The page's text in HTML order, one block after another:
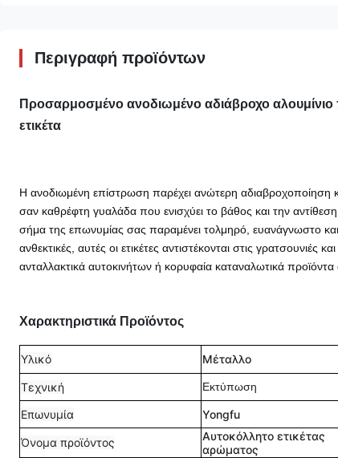
Περιγραφή προϊόντων
Προσαρμοσμένο ανοδιωμένο αδιάβροχο
ετικέτα
Η ανοδιωμένη επίστρωση παρέχει ανώτερη αδιαβροχοποίηση
σαν καθρέφτη γυαλάδα που ενισχύει το βάθος και την
σήμα της επωνυμίας σας παραμένει τολμηρό, ευανάγνωστο
ανθεκτικές, αυτές οι ετικέτες αντιστέκονται στις γρατσουνιές
ανταλλακτικά αυτοκινήτων ή κορυφαία καταναλωτικά
Χαρακτηριστικά Προϊόντος
Υλικό Μέταλλο
Τεχνική Εκτύπωση
Επωνυμία
Yongfu
Όνομα προϊόντος
Αυτοκόλλητο ετικέτας
αρώματος